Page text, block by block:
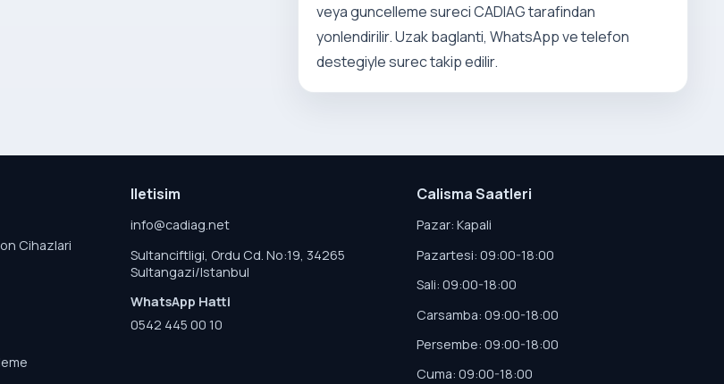
veya guncelleme sureci CADIAG tarafindan
yonlendirilir. Uzak baglanti, WhatsApp ve telefon
destegiyle surec takip edilir.
Cihazlari
Iletisim
info@cadiag.net
Sultanciftligi, Ordu Cd. No:19, 34265
Sultangazi/Istanbul
WhatsApp Hatti
0542 445 00 10
Calisma Saatleri
Pazar: Kapali
Pazartesi: 09:00-18:00
Sali: 09:00-18:00
Carsamba: 09:00-18:00
Persembe: 09:00-18:00
Cuma: 09:00-18:00